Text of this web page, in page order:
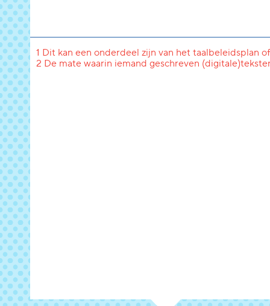
1 Dit kan een onderdeel zijn van het taalbeleidsplan
2 De mate waarin iemand geschreven